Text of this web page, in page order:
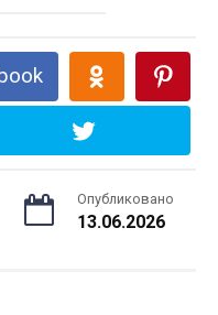
Опубликовано
13.06.2026